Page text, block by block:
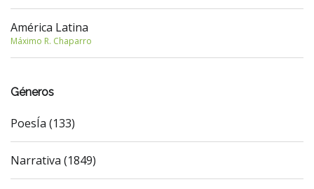
América Latina
Máximo R. Chaparro
Géneros
PoesÍa (133)
Narrativa (1849)